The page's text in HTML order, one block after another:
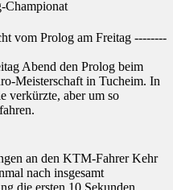
vom Prolog am Freitag --------
Abend den Prolog beim
Meisterschaft in Tucheim. In
verkürzte, aber um so
an den KTM-Fahrer Kehr
nach insgesamt